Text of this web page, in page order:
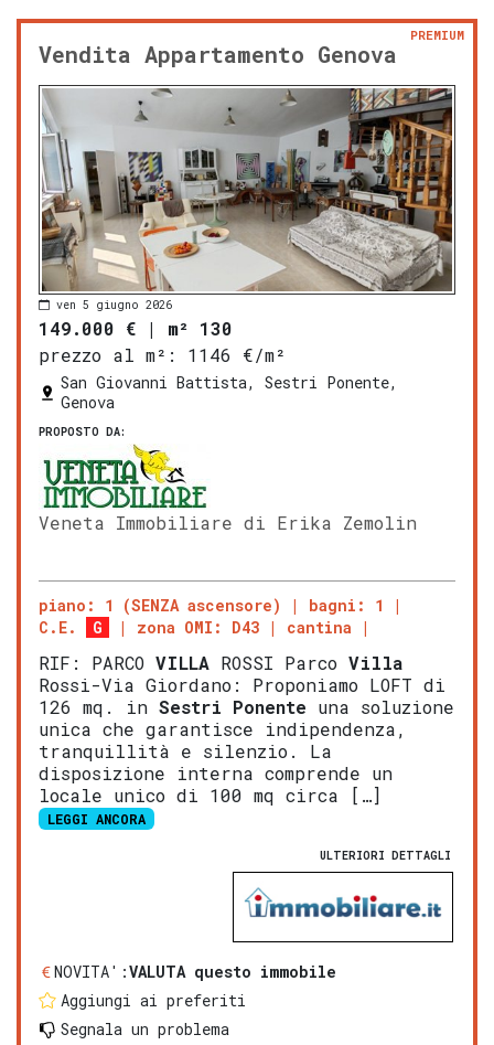
Vendita Appartamento Genova
PREMIUM
ven 5 giugno 2026
149.000 € | m² 130
prezzo al m²:
1146 €/m²
San Giovanni Battista, Sestri Ponente,
Genova
PROPOSTO DA:
Veneta Immobiliare di Erika Zemolin
piano: 1 (SENZA ascensore)
bagni: 1
C.E.
G zona OMI: D43 cantina
RIF: PARCO VILLA ROSSI Parco Villa
Rossi-Via Giordano: Proponiamo LOFT di
126 mq. in Sestri Ponente una soluzione
unica che garantisce indipendenza,
tranquillità e silenzio. La
disposizione interna comprende un
locale unico di 100 mq circa […]
LEGGI ANCORA
ULTERIORI DETTAGLI
NOVITA':VALUTA questo immobile
Aggiungi ai preferiti
Segnala un problema